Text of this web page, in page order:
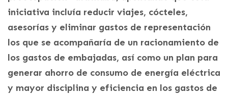
iniciativa incluía reducir viajes, cócteles,
asesorías y eliminar gastos de representación
los que se acompañaría de un racionamiento de
los gastos de embajadas, así como un plan para
generar ahorro de consumo de energía eléctrica
y mayor disciplina y eficiencia en los gastos de